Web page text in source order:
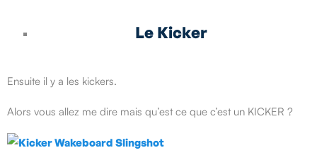
Le Kicker
Ensuite il y a les kickers.
Alors vous allez me dire mais qu’est ce que c’est un KICKER ?